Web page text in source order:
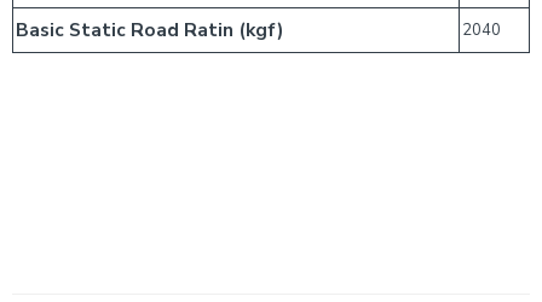
Basic Static Road Ratin (kgf) 2040